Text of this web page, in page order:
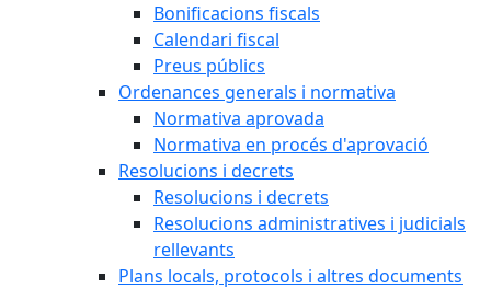
Bonificacions fiscals
Calendari fiscal
Preus públics
Ordenances generals i normativa
Normativa aprovada
Normativa en procés d'aprovació
Resolucions i decrets
Resolucions i decrets
Resolucions administratives i judicials
rellevants
Plans locals, protocols i altres documents